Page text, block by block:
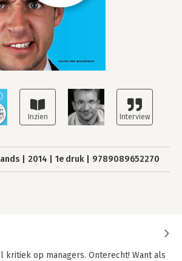
2014 1e druk 9789089652270
kritiek op managers. Onterecht! Want als